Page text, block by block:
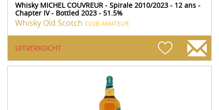
Whisky MICHEL COUVREUR - Spirale 2010/2023 - 12 ans -
Chapter IV - Bottled 2023 - 51.5%
Whisky Old Scotch CLUB AMATEUR
UITVERKOCHT